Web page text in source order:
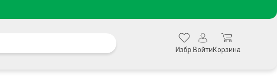
Избр. ВойтиКорзина